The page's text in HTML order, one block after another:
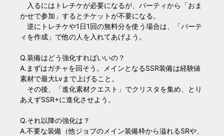
入るにはトレチケが必要になるが、パーティから「おま
かせで参加」するとチケットが不要になる。
逆にトレチケや1日1回の無料分を使う場合は、「パーテ
ィを作成」で他の人を入れてあげよう。
Q.装備はどう強化すればいいの？
A.まずはガチャを回そう。メインとなるSSR装備は経験値
素材で最大Lvまで上げること。
その後、「進化素材クエスト」でクリスタを集め、とり
あえずSSR+に進化させよう。
Q.それ以降の強化は？
A.不要な装備（他ジョブのメイン装備枠から溢れるSRや、